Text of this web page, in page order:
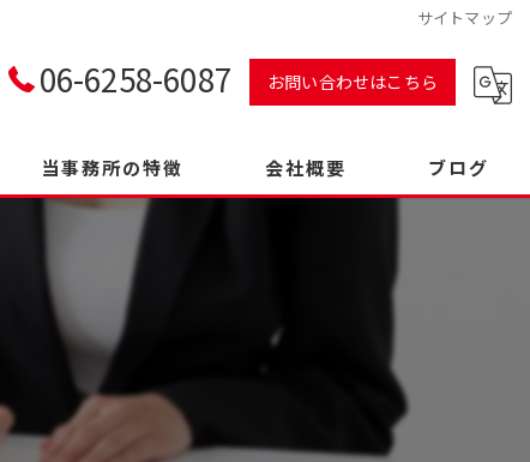
サイトマップ
06-6258-6087 お問い合わせはこちら
当事務所の特徴
開業
相談
会社概要 ブログ